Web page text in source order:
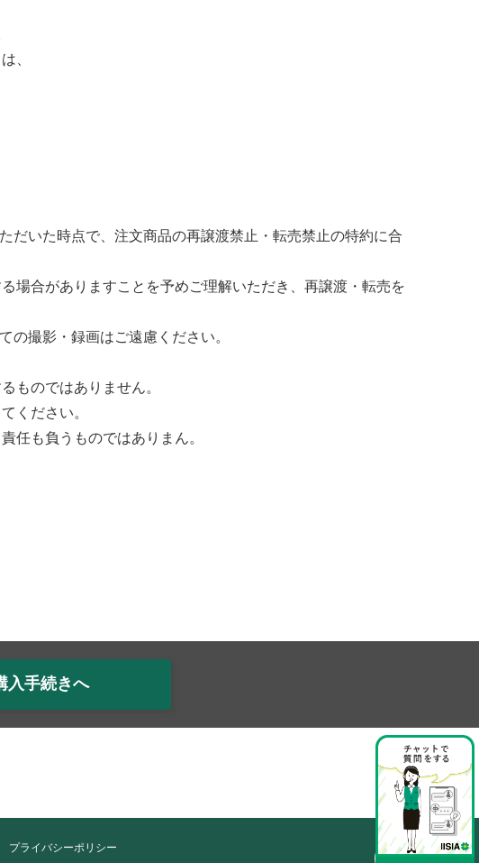
、
いた時点で、注文商品の再譲渡禁止・転売禁止の特約に合
場合がありますことを予めご理解いただき、再譲渡・転売を
の撮影・録画はご遠慮ください。
ものではありません。
ください。
任も負うものではありまん。
入手続きへ
プライバシーポリシー